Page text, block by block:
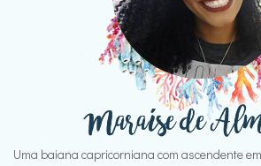
Uma baiana capricorniana com ascendente